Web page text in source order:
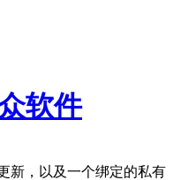
软件
新，以及一个绑定的私有